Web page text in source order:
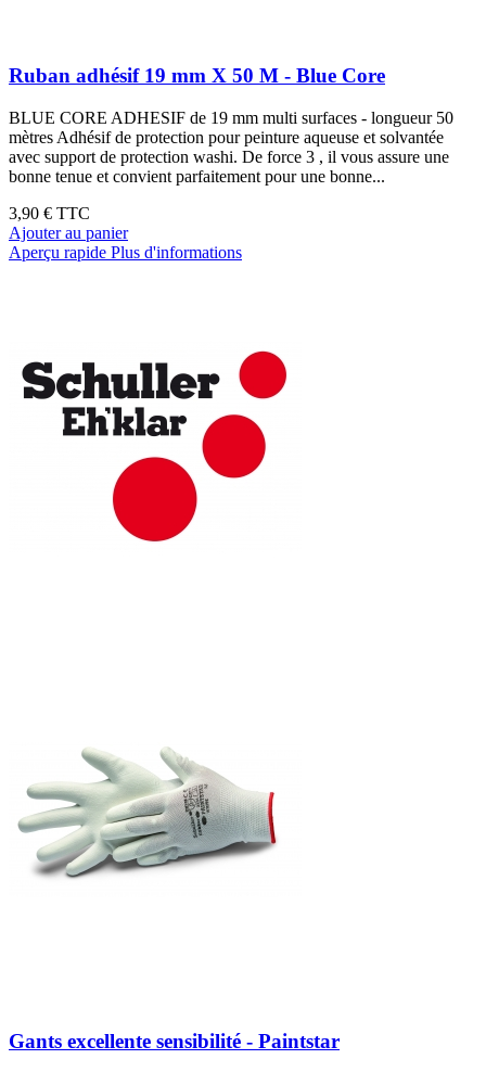
Ruban adhésif 19 mm X 50 M - Blue Core
BLUE CORE ADHESIF de 19 mm multi surfaces - longueur 50
mètres Adhésif de protection pour peinture aqueuse et solvantée
avec support de protection washi. De force 3 , il vous assure une
bonne tenue et convient parfaitement pour une bonne...
3,90 € TTC
Ajouter au panier
Aperçu rapide Plus d'informations
Gants excellente sensibilité - Paintstar